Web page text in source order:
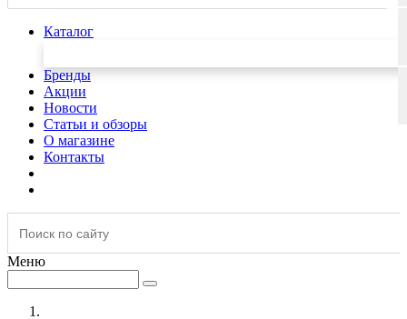
Каталог
Бренды
Акции
Новости
Статьи и обзоры
О магазине
Контакты
Меню